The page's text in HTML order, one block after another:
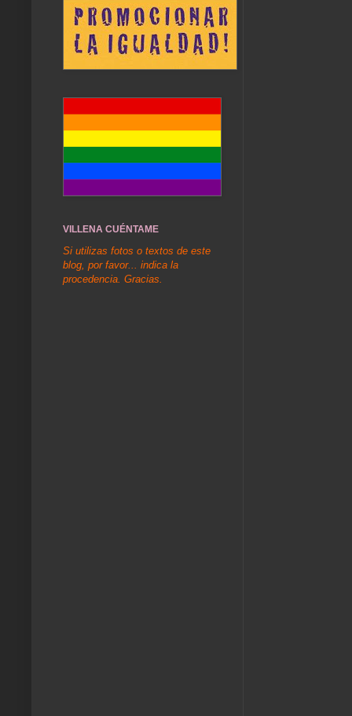
VILLENA CUÉNTAME
Si utilizas fotos o textos de este
blog, por favor... indica la
procedencia. Gracias.